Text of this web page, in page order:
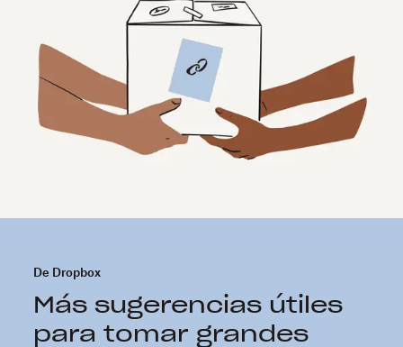
De Dropbox
Más sugerencias útiles
para tomar grandes